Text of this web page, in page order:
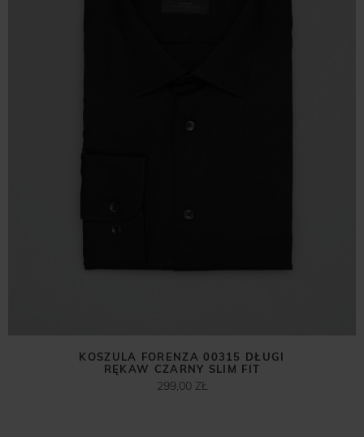
KOSZULA FORENZA 00315 DŁUGI
RĘKAW CZARNY SLIM FIT
299,00 ZŁ